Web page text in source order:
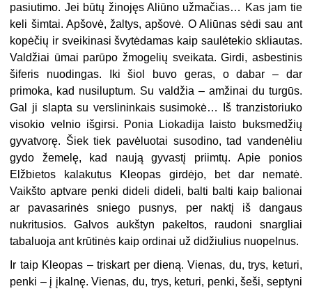
pasiutimo. Jei būtų žinojęs Aliūno užmačias… Kas jam tie
keli šimtai. Apšovė, žaltys, apšovė. O Aliūnas sėdi sau ant
kopėčių ir sveikinasi švytėdamas kaip saulėtekio skliautas.
Valdžiai ūmai parūpo žmogelių sveikata. Girdi, asbestinis
šiferis nuodingas. Iki šiol buvo geras, o dabar – dar
primoka, kad nusiluptum. Su valdžia – amžinai du turgūs.
Gal ji slapta su verslininkais susimokė… Iš tranzistoriuko
visokio velnio išgirsi. Ponia Liokadija laisto buksmedžių
gyvatvorę. Šiek tiek pavėluotai susodino, tad vandenėliu
gydo žemelę, kad naują gyvastį priimtų. Apie ponios
Elžbietos kalakutus Kleopas girdėjo, bet dar nematė.
Vaikšto aptvare penki dideli dideli, balti balti kaip balionai
ar pavasarinės sniego pusnys, per naktį iš dangaus
nukritusios. Galvos aukštyn pakeltos, raudoni snargliai
tabaluoja ant krūtinės kaip ordinai už didžiulius nuopelnus.
Ir taip Kleopas – triskart per dieną. Vienas, du, trys, keturi,
penki – į įkalnę. Vienas, du, trys, keturi, penki, šeši, septyni